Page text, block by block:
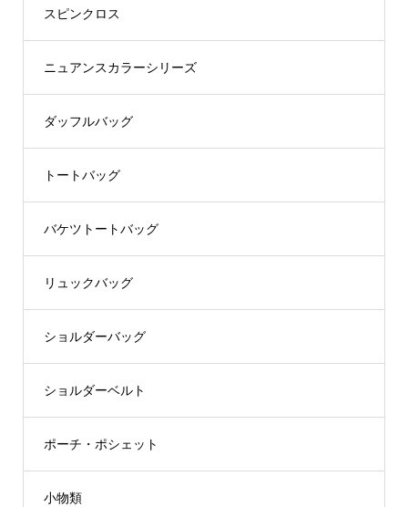
スピンクロス
ニュアンスカラーシリーズ
ダッフルバッグ
トートバッグ
バケツトートバッグ
リュックバッグ
ショルダーバッグ
ショルダーベルト
ポーチ・ポシェット
小物類